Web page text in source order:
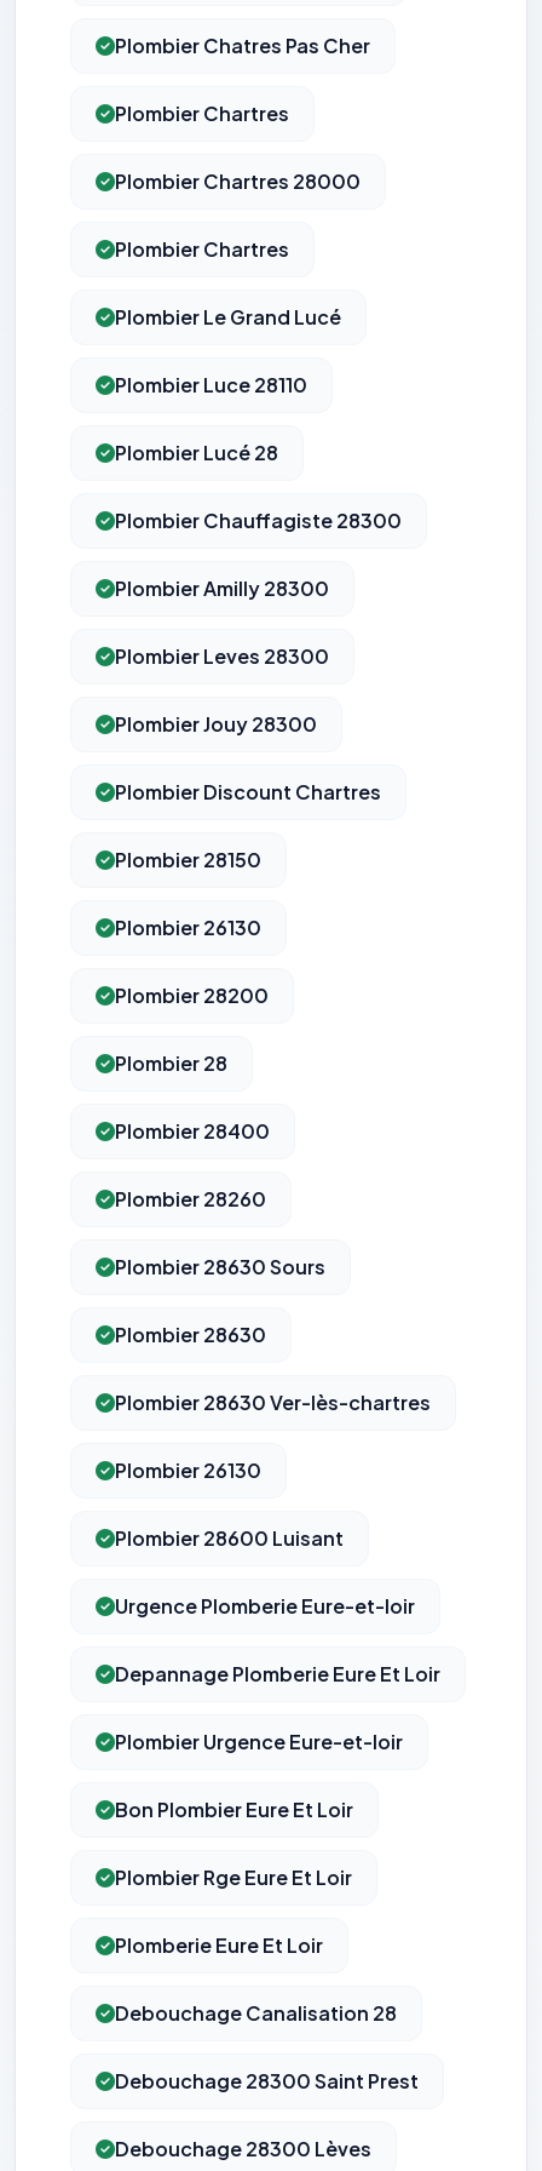
Plombier Chatres Pas Cher
Plombier Chartres
Plombier Chartres 28000
Plombier Chartres
Plombier Le Grand Lucé
Plombier Luce 28110
Plombier Lucé 28
Plombier Chauffagiste 28300
Plombier Amilly 28300
Plombier Leves 28300
Plombier Jouy 28300
Plombier Discount Chartres
Plombier 28150
Plombier 26130
Plombier 28200
Plombier 28
Plombier 28400
Plombier 28260
Plombier 28630 Sours
Plombier 28630
Plombier 28630 Ver-lès-chartres
Plombier 26130
Plombier 28600 Luisant
Urgence Plomberie Eure-et-loir
Depannage Plomberie Eure Et Loir
Plombier Urgence Eure-et-loir
Bon Plombier Eure Et Loir
Plombier Rge Eure Et Loir
Plomberie Eure Et Loir
Debouchage Canalisation 28
Debouchage 28300 Saint Prest
Debouchage 28300 Lèves